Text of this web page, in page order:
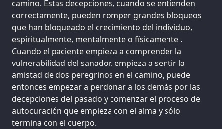
camino. Estas decepciones, cuando se entienden
correctamente, pueden romper grandes bloqueos
que han bloqueado el crecimiento del individuo,
espiritualmente, mentalmente o físicamente .
Cuando el paciente empieza a comprender la
vulnerabilidad del sanador, empieza a sentir la
amistad de dos peregrinos en el camino, puede
entonces empezar a perdonar a los demás por las
decepciones del pasado y comenzar el proceso de
autocuración que empieza con el alma y sólo
termina con el cuerpo.